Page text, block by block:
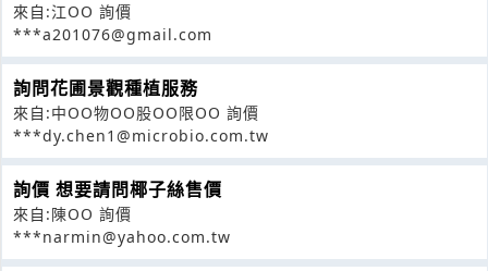
來自:江OO 詢價
***a201076@gmail.com
詢問花圃景觀種植服務
來自:中OO物OO股OO限OO 詢價
***dy.chen1@microbio.com.tw
詢價 想要請問椰子絲售價
來自:陳OO 詢價
***narmin@yahoo.com.tw